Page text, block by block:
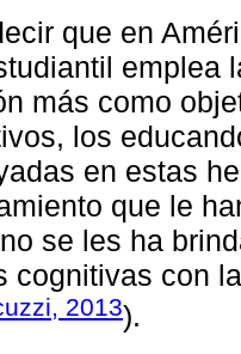
que en
emplea
más como
los
en estas
que le
se les ha
cognitivas con
2013).